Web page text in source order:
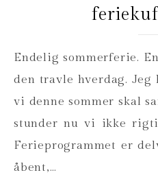
Endelig sommerferie. Endelig en lille pause fra
den travle hverdag.
vi denne sommer skal
stunder nu vi ikke
Ferieprogrammet er
åbent,…